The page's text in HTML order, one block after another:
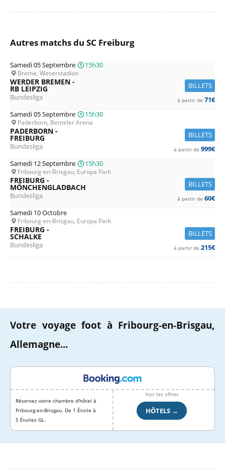
Autres matchs du SC Freiburg
Samedi 05 Septembre 15h30
Breme, Weserstadion
BILLETS
WERDER BREMEN -
RB LEIPZIG
Bundesliga à partir de 71€
Samedi 05 Septembre
15h30
Paderborn, Benteler Arena
BILLETS
PADERBORN -
FREIBURG
Bundesliga à partir de 999€
Samedi 12 Septembre
15h30
Fribourg-en-Brisgau, Europa Park
BILLETS
FREIBURG -
MÖNCHENGLADBACH
Bundesliga à partir de 60€
Samedi 10 Octobre
Fribourg-en-Brisgau, Europa Park
BILLETS
FREIBURG -
SCHALKE
Bundesliga à partir de 215€
Votre voyage foot à Fribourg-en-Brisgau,
Allemagne...
Réservez votre chambre d'hôtel à
Fribourg-en-Brisgau. De 1 Étoile à
5 Étoiles GL.
Voir les offres
HÔTELS →